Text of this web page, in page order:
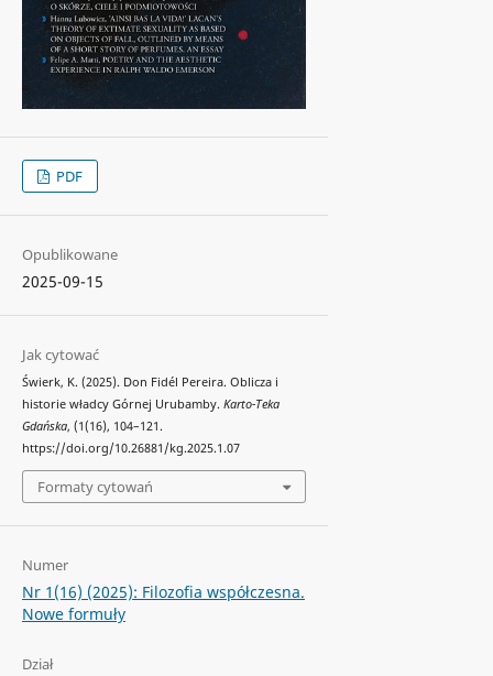
PDF
Opublikowane
2025-09-15
Jak cytować
Świerk, K. (2025). Don Fidél Pereira. Oblicza i
historie władcy Górnej Urubamby. Karto-Teka
Gdańska, (1(16), 104–121.
https://doi.org/10.26881/kg.2025.1.07
Formaty cytowań
Numer
Nr 1(16) (2025): Filozofia współczesna.
Nowe formuły
Dział